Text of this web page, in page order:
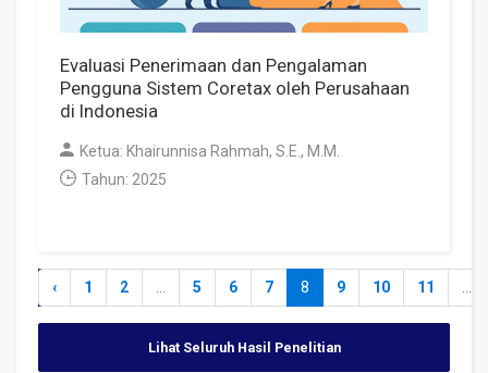
Evaluasi Penerimaan dan Pengalaman
Pengguna Sistem Coretax oleh Perusahaan
di Indonesia
Ketua: Khairunnisa Rahmah, S.E., M.M.
Tahun: 2025
‹ 1 2 5 6 7 8 9 10 11
Lihat Seluruh Hasil Penelitian